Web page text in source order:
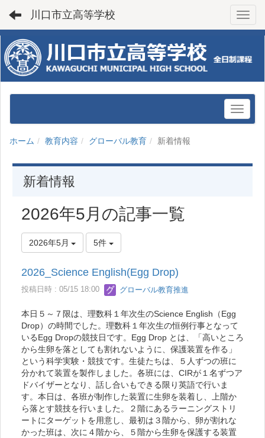
川口市立高等学校
ホーム 教育内容 グローバル教育 新着情報
新着情報
2026年5月の記事一覧
2026年5月 5件
2026_Science English(Egg Drop)
投稿日時 : 05/15 18:00 グローバル教育推進
本日５～７限は、理数科１年次生のScience English（Egg
Drop）の時間でした。理数科１年次生の恒例行事となって
いるEgg Dropの競技日です。Egg Drop とは、「高いところ
から生卵を落としても割れないように、保護装置を作る」
という科学実験・競技です。生徒たちは、５人ずつの班に
分かれて装置を製作しました。各班には、CIRが１名ずつア
ドバイザーとなり、話し合いもできる限り英語で行いま
す。本日は、各班が制作した装置に生卵を装着し、上階か
ら落とす競技を行いました。２階にあるラーニングストリ
ートにターゲットを用意し、最初は３階から、卵が割れな
かった班は、次に４階から、５階から生卵を保護する装置